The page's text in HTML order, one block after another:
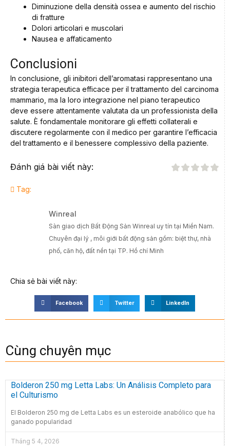
Diminuzione della densità ossea e aumento del rischio
di fratture
Dolori articolari e muscolari
Nausea e affaticamento
Conclusioni
In conclusione, gli inibitori dell’aromatasi rappresentano una
strategia terapeutica efficace per il trattamento del carcinoma
mammario, ma la loro integrazione nel piano terapeutico
deve essere attentamente valutata da un professionista della
salute. È fondamentale monitorare gli effetti collaterali e
discutere regolarmente con il medico per garantire l’efficacia
del trattamento e il benessere complessivo della paziente.
Đánh giá bài viết này:
Tag:
Winreal
Sàn giao dịch Bất Động Sản Winreal uy tín tại Miền Nam.
Chuyên đại lý , môi giới bất động sản gồm: biệt thự, nhà
phố, căn hộ, đất nền tại TP. Hồ chí Minh
Chia sẻ bài viết này:
Facebook Twitter LinkedIn
Cùng chuyên mục
Bolderon 250 mg Letta Labs: Un Análisis Completo para
el Culturismo
El Bolderon 250 mg de Letta Labs es un esteroide anabólico que ha
ganado popularidad
Tháng 5 4, 2026